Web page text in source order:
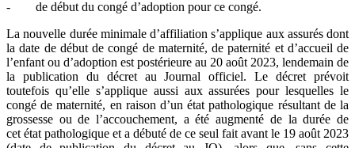
- de début du congé d’adoption pour ce congé.
La nouvelle durée minimale d’affiliation s’applique aux assurés dont
la date de début de congé de maternité, de paternité et d’accueil de
l’enfant ou d’adoption est postérieure au 20 août 2023, lendemain de
la publication du décret au Journal officiel. Le décret prévoit
toutefois qu’elle s’applique aussi aux assurées pour lesquelles le
congé de maternité, en raison d’un état pathologique résultant de la
grossesse ou de l’accouchement, a été augmenté de la durée de
cet état pathologique et a débuté de ce seul fait avant le 19 août 2023